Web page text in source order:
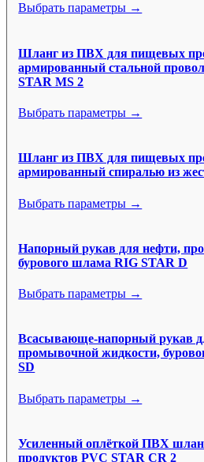
Выбрать параметры →
Шланг из ПВХ для пищевых
армированный стальной
STAR MS 2
Выбрать параметры →
Шланг из ПВХ для пищевых
армированный спиралью из
Выбрать параметры →
Напорный рукав для нефти,
бурового шлама RIG STAR D
Выбрать параметры →
Всасывающе-напорный рукав
промывочной жидкости,
SD
Выбрать параметры →
Усиленный оплёткой ПВХ
продуктов PVC STAR CR 2